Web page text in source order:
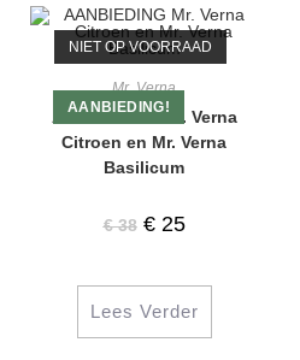
NIET OP VOORRAAD
AANBIEDING!
Mr. Verna
AANBIEDING Mr. Verna
Citroen en Mr. Verna
Basilicum
€38 €25
Lees Verder